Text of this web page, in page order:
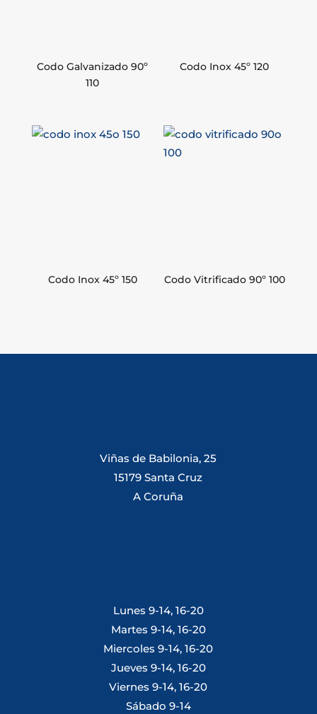
Codo Galvanizado 90º
110
Codo Inox 45º 120
Codo Inox 45º 150 Codo Vitrificado 90º 100
Viñas de Babilonia, 25
15179 Santa Cruz
A Coruña
Lunes 9-14, 16-20
Martes 9-14, 16-20
Miercoles 9-14, 16-20
Jueves 9-14, 16-20
Viernes 9-14, 16-20
Sábado 9-14